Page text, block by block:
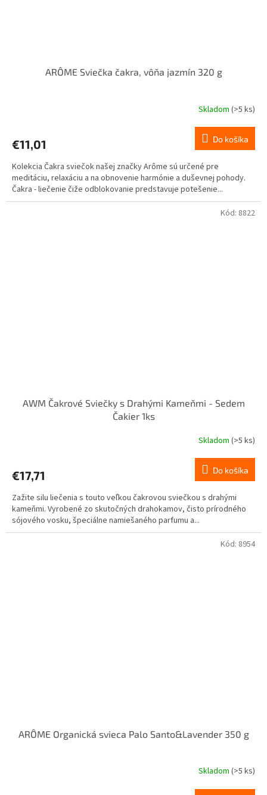
ARÔME Sviečka čakra, vôňa jazmín 320 g
Skladom (>5 ks)
€11,01 Do košíka
Kolekcia Čakra sviečok našej značky Arôme sú určené pre
meditáciu, relaxáciu a na obnovenie harmónie a duševnej pohody.
Čakra - liečenie čiže odblokovanie predstavuje potešenie...
AWM Čakrové Sviečky s Drahými Kameňmi - Sedem
Čakier 1ks
je
z
5
hviezdičiek.
Skladom(>5 ks)
€17,71 Do košíka
Zažite silu liečenia s touto veľkou čakrovou sviečkou s drahými
kameňmi. Vyrobené zo skutočných drahokamov, čisto prírodného
sójového vosku, špeciálne namiešaného parfumu a...
Kód: 8822
ARÔME Organická svieca Palo Santo&Lavender 350 g
Skladom (>5 ks)
Kód: 8954